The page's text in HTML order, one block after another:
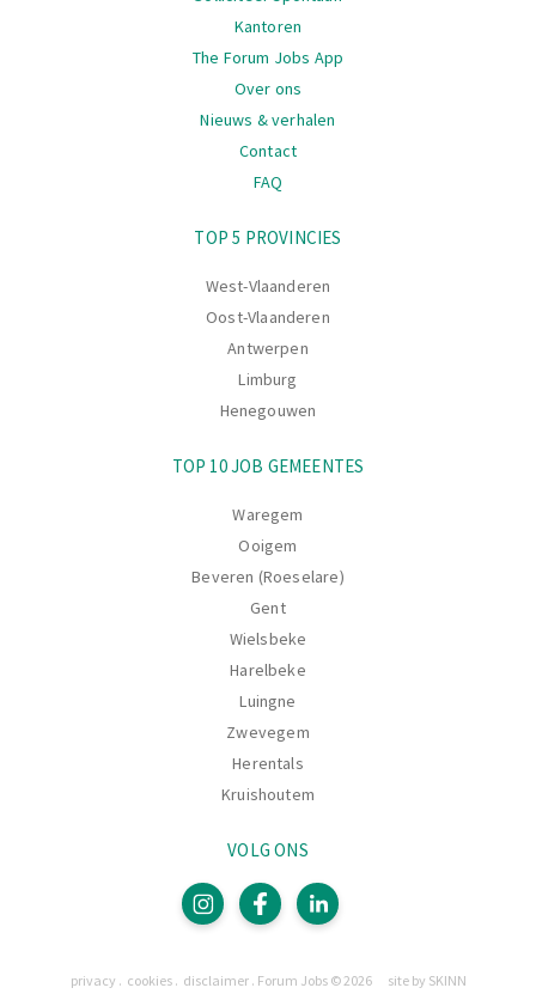
Kantoren
The Forum Jobs App
Over ons
Nieuws & verhalen
Contact
FAQ
TOP 5 PROVINCIES
West-Vlaanderen
Oost-Vlaanderen
Antwerpen
Limburg
Henegouwen
TOP 10 JOB GEMEENTES
Waregem
Ooigem
Beveren (Roeselare)
Gent
Wielsbeke
Harelbeke
Luingne
Zwevegem
Herentals
Kruishoutem
VOLG ONS
Pagina's
privacy cookies disclaimer Forum Jobs © 2026 site by SKINN